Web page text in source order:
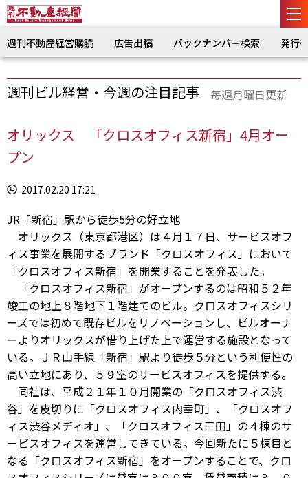
週刊不動産経営購読 広告出稿 バックナンバー検索 発行
週刊ビル経営・今週の注目記事 毎週月曜日更新
オリックス 「クロスオフィス新宿」4月オー
プン
2017.02.20 17:21
JR「新宿」駅から徒歩5分の好立地
オリックス（東京都港区）は４月１７日、サービスオフ
ィス事業を展開するブランド「クロスオフィス」において
「クロスオフィス新宿」を開業することを発表した。
「クロスオフィス新宿」がオープンするのは昭和５２年
竣工の地上８階地下１階建てのビル。クロスオフィスシリ
ーズでは初めて既存ビルをリノベーションし、ビルオーナ
ーよりオリックスが借り上げた上で運営する施設となって
いる。ＪＲ山手線「新宿」駅より徒歩５分という利便性の
高い立地にあり、５９室のサービスオフィスを提供する。
同社は、平成２１年１０月開業の「クロスオフィス渋
谷」を皮切りに「クロスオフィス内幸町」、「クロスオフ
ィス渋谷メディオ」、「クロスオフィス三田」の４棟のサ
ービスオフィスを運営してきている。今回新たに５棟目と
なる「クロスオフィス新宿」をオープンすることで、クロ